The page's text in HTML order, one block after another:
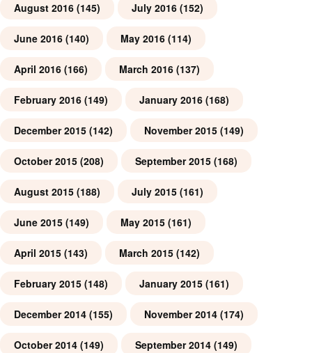
August 2016 (145) July 2016 (152)
June 2016 (140) May 2016 (114)
April 2016 (166) March 2016 (137)
February 2016 (149) January 2016 (168)
December 2015 (142) November 2015 (149)
October 2015 (208) September 2015 (168)
August 2015 (188) July 2015 (161)
June 2015 (149) May 2015 (161)
April 2015 (143) March 2015 (142)
February 2015 (148) January 2015 (161)
December 2014 (155) November 2014 (174)
October 2014 (149) September 2014 (149)